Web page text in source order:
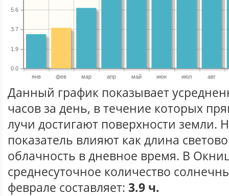
янв фев мар апр май июн июл авг
0.0
1.9
3.7
5.6
Данный график показывает
часов за день, в течение которых
лучи достигают поверхности земли.
показатель влияют как длина
облачность в дневное время. В
среднесуточное количество
феврале составляет: 3.9 ч.